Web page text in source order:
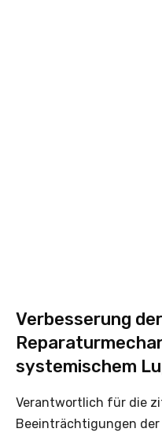
Verbesserung
systemischem
Verantwortlich für die
Beeinträchtigungen der